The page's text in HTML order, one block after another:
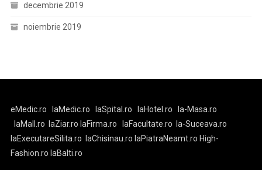
decembrie 2019
noiembrie 2019
eMedic.ro laMedic.ro laSpital.ro laHotel.ro
la-Masa.ro
laMall.ro
laZiar.ro laFirma.ro laFacultate.ro
la-Suceava.ro
laExecutareSilita.ro
laChisinau.ro laPiatraNeamt.ro High-
Fashion.ro laBalti.ro